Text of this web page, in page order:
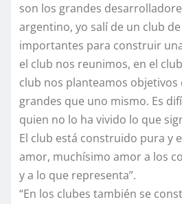
son los grandes
argentino, yo salí de un club
importantes para construir
el club nos reunimos, en el
club nos planteamos objetivos
grandes que uno mismo. Es
quien no lo ha vivido lo que
El club está construido pura y
amor, muchísimo amor a los
y a lo que representa”.
“En los clubes también se